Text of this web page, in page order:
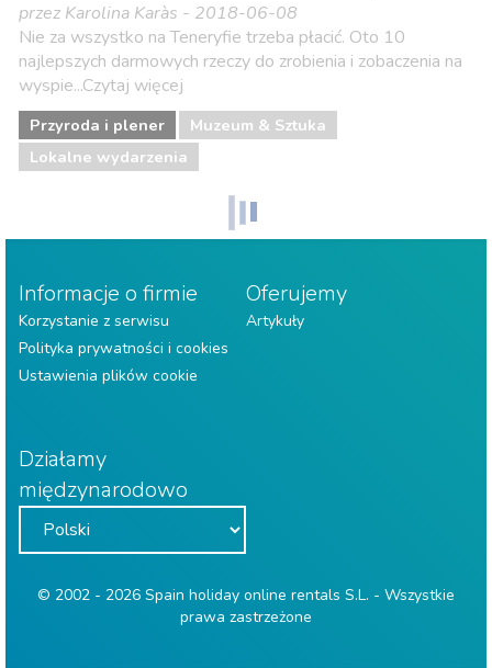
przez Karolina Karàs - 2018-06-08
Nie za wszystko na Teneryfie trzeba płacić. Oto 10
najlepszych darmowych rzeczy do zrobienia i zobaczenia na
wyspie...Czytaj więcej
Przyroda i plener
Muzeum & Sztuka
Lokalne wydarzenia
Informacje o firmie
Korzystanie z serwisu
Polityka prywatności i cookies
Ustawienia plików cookie
Oferujemy
Artykuły
Działamy
międzynarodowo
© 2002 - 2026 Spain holiday online rentals S.L. - Wszystkie
prawa zastrzeżone